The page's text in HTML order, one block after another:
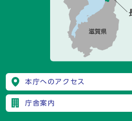
本庁へのアクセス
庁舎案内